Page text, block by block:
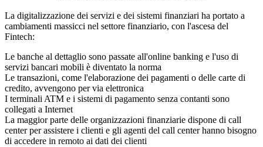
La digitalizzazione dei servizi e dei sistemi finanziari ha portato a
cambiamenti massicci nel settore finanziario, con l'ascesa del
Fintech:
Le banche al dettaglio sono passate all'online banking e l'uso di
servizi bancari mobili è diventato la norma
Le transazioni, come l'elaborazione dei pagamenti o delle carte di
credito, avvengono per via elettronica
I terminali ATM e i sistemi di pagamento senza contanti sono
collegati a Internet
La maggior parte delle organizzazioni finanziarie dispone di call
center per assistere i clienti e gli agenti del call center hanno bisogno
di accedere in remoto ai dati dei clienti